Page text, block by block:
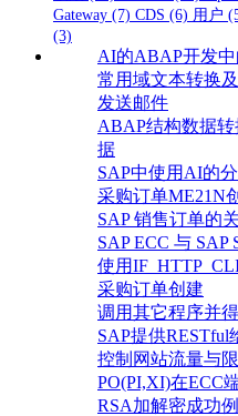
Gateway (7) CDS (6) 用户
(3)
AI的ABAP开发中
常用域文本转换
发送邮件
ABAP结构数据转
据
SAP中使用AI的
采购订单ME21N
SAP 销售订单的
SAP ECC 与
使用
采购订单创建
调用其它程序并
SAP提供
控制网站流量与
PO(PI,XI)在ECC
RSA加解密成功